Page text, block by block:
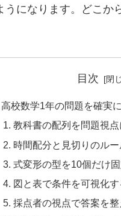
うになります。どこ
目次
高校数学1年の問題を確実
教科書の配列を問題視
時間配分と見切りのル
式変形の型を10個だけ
図と表で条件を可視化す
採点者の視点で答案を整